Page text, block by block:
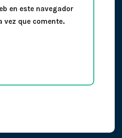
en este navegador
vez que comente.